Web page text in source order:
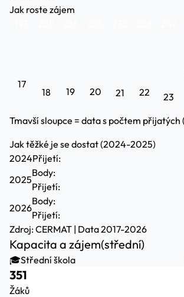
Jak roste zájem
17
18 19 20 21 22 23
Tmavší sloupce = data s počtem
Jak těžké je se dostat (2024-2025)
2024Přijetí:
2025
Body:
Přijetí:
2026
Body:
Přijetí:
Zdroj:CERMAT | Data 2017-2026
Kapacita a zájem(střední)
🎓Střední škola
351
Žáků